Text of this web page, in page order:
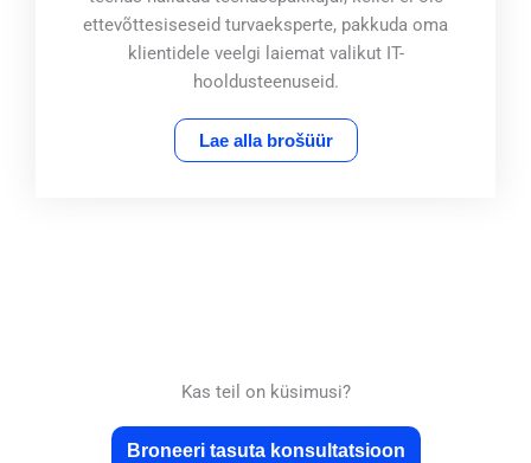
ettevõttesiseseid turvaeksperte, pakkuda oma
klientidele veelgi laiemat valikut IT-
hooldusteenuseid.
Lae alla brošüür
Kas teil on küsimusi?
Broneeri tasuta konsultatsioon